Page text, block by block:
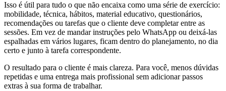
Isso é útil para tudo o que não encaixa como uma série de exercício:
mobilidade, técnica, hábitos, material educativo, questionários,
recomendações ou tarefas que o cliente deve completar entre as
sessões. Em vez de mandar instruções pelo WhatsApp ou deixá-las
espalhadas em vários lugares, ficam dentro do planejamento, no dia
certo e junto à tarefa correspondente.
O resultado para o cliente é mais clareza. Para você, menos dúvidas
repetidas e uma entrega mais profissional sem adicionar passos
extras à sua forma de trabalhar.